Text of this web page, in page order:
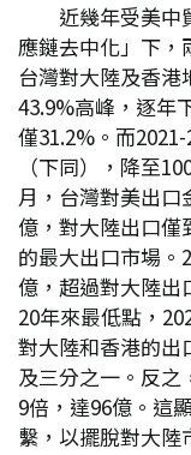
近幾年受美中
應鏈去中化」下，
台灣對大陸及香港
43.9%高峰，逐年
僅31.2%。而
（下同），降至
月，台灣對美出口
億，對大陸出口僅
的最大出口市場。
億，超過對大陸出
20年來最低點，
對大陸和香港的出
及三分之一。反之
9倍，達96億。這
繫，以擺脫對大陸